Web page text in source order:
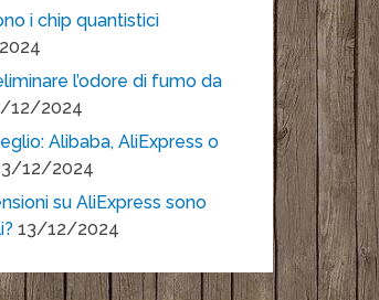
i chip quantistici
l’odore di fumo da
12/2024
Alibaba, AliExpress o
12/2024
su AliExpress sono
13/12/2024